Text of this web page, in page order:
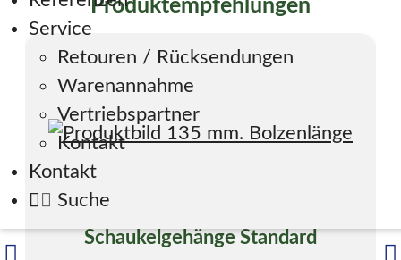
Service
Retouren / Rücksendungen
Warenannahme
Vertriebspartner
Kontakt
Kontakt
Suche
Produktempfehlungen
Schaukelgehänge Standard